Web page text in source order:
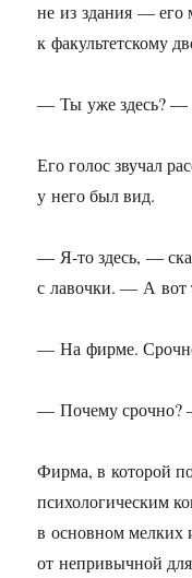
не из здания — его
к факультетскому
— Ты уже здесь? —
Его голос звучал
у него был вид.
— Я-то здесь, —
с лавочки. — А вот
— На фирме.
— Почему срочно?
Фирма, в которой
психологическим
в основном мелких
от непривычной